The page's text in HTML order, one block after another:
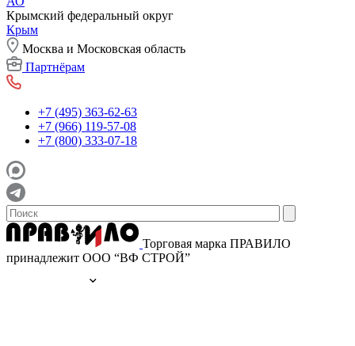
Крымский федеральный округ
Крым
Москва и Московская область
Партнёрам
+7 (495) 363-62-63
+7 (966) 119-57-08
+7 (800) 333-07-18
Торговая марка ПРАВИЛО
принадлежит ООО “ВФ СТРОЙ”